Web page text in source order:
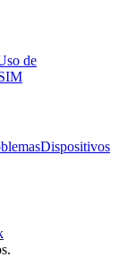
de
Dispositivos